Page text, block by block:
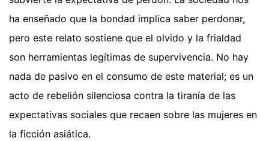
ha enseñado que la bondad implica saber perdonar,
pero este relato sostiene que el olvido y la frialdad
son herramientas legítimas de supervivencia. No hay
nada de pasivo en el consumo de este material; es un
acto de rebelión silenciosa contra la tiranía de las
expectativas sociales que recaen sobre las mujeres en
la ficción asiática.